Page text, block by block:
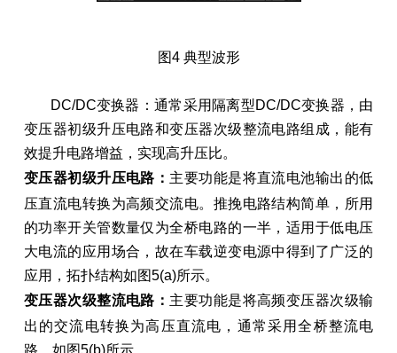
图4 典型波形
DC/DC变换器：通常采用隔离型DC/DC变换器，由
变压器初级升压电路和变压器次级整流电路组成，能有
效提升电路增益，实现高升压比。
变压器初级升压电路： 主要功能是将直流电池输出的低
压直流电转换为高频交流电。推挽电路结构简单，所用
的功率开关管数量仅为全桥电路的一半，适用于低电压
大电流的应用场合，故在车载逆变电源中得到了广泛的
应用，拓扑结构如图5(a)所示。
变压器次级整流电路： 主要功能是将高频变压器次级输
出的交流电转换为高压直流电，通常采用全桥整流电
路，如图5(b)所示。